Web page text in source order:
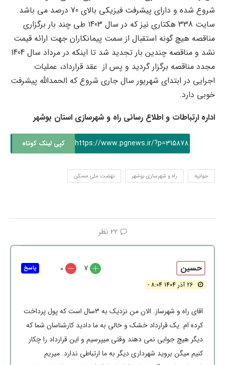
شروع شده و دارای پیشرفت فیزیکی بالای 70 درصد می باشد.
سایت 338 هکتاری نیز که در سال 1403 طی چند بار برگزاری
مناقصه هیچ گونه استقبال از سمت پیمانکاران جهت ارائه قیمت
نشد و مناقصه چندین بار تجدید شد تا اینکه در مرداد سال 1404
مجدد مناقصه برگزار گردید و پس از عقد قرارداد، عملیات
اجرایی در ابتدای شهریور سال جاری شروع که الحمدالله پیشرفت
خوبی دارد.
اداره ارتباطات و اطلاع رسانی راه و شهرسازی استان بوشهر
https://www.pgnews.ir/?p=315878 کپی لینک کوتاه
جوابیه راه و شهرسازی بوشهر نهضت ملی مسکن
22 نظر
حسین
26 آذر 1404 8:04 -
7
0
اقای راه و شهرساز. الان من نزدیک به 3سال است که پول پرداخت
کرده ام. یک قرارداد خشک و خالی به ما دادید کارشناسان شما که
دیگر هیچ جوابی نمی دهند وقتی میپرسیم و این قرارداد را چکار
کنیم میگن بروید شهرداری دیگر به ما ارتباطی ندارد. میریم
پاسخ